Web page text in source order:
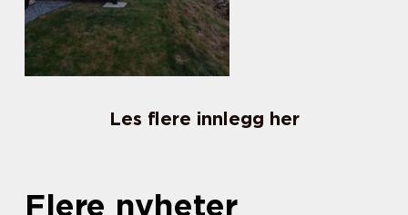
Les flere innlegg her
Flere nyheter